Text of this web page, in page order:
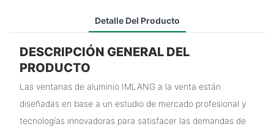
Detalle Del Producto
DESCRIPCIÓN GENERAL DEL
PRODUCTO
Las ventanas de aluminio IMLANG a la venta están
diseñadas en base a un estudio de mercado profesional y
tecnologías innovadoras para satisfacer las demandas de